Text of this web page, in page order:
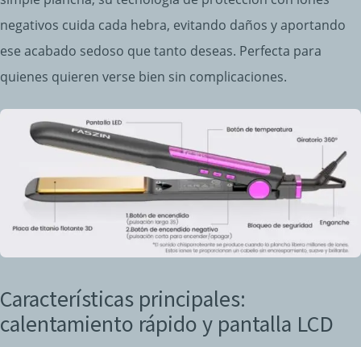
negativos cuida cada hebra, evitando daños y aportando
ese acabado sedoso que tanto deseas. Perfecta para
quienes quieren verse bien sin complicaciones.
Características principales:
calentamiento rápido y pantalla LCD